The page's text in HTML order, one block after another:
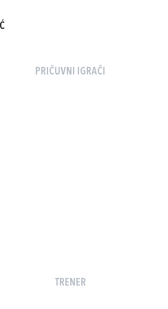
PRIČUVNI IGRAČI
TRENER